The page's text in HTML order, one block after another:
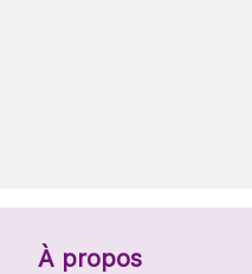
À propos